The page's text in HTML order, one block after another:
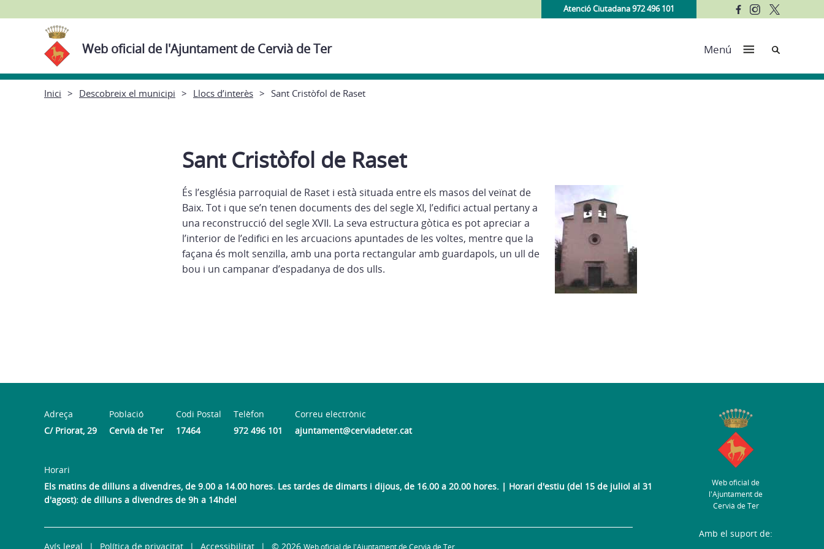
Atenció Ciutadana 972 496 101
Web oficial de l'Ajuntament de Cervià de Ter Menú Cerca
Inici Descobreix el municipi Llocs d’interès Sant Cristòfol de Raset
Sant Cristòfol de Raset
És l’església parroquial de Raset i està situada entre els masos del veïnat de
Baix. Tot i que se’n tenen documents des del segle XI, l’edifici actual pertany a
una reconstrucció del segle XVII. La seva estructura gòtica es pot apreciar a
l’interior de l’edifici en les arcuacions apuntades de les voltes, mentre que la
façana és molt senzilla, amb una porta rectangular amb guardapols, un ull de
bou i un campanar d’espadanya de dos ulls.
Adreça
C/ Priorat, 29
Població
Cervià de Ter
Codi Postal
17464
Telèfon
972 496 101
Correu electrònic
ajuntament@cerviadeter.cat
Horari
Els matins de dilluns a divendres, de 9.00 a 14.00 hores. Les tardes de dimarts i dijous, de 16.00 a 20.00 hores. | Horari d'estiu (del 15 de juliol al 31
d'agost): de dilluns a divendres de 9h a 14hdel
Web oficial de
l'Ajuntament de
Cervià de Ter
Avís legal Política de privacitat Accessibilitat © 2026
Amb el suport de: